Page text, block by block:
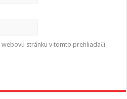
stránku v tomto prehliadači